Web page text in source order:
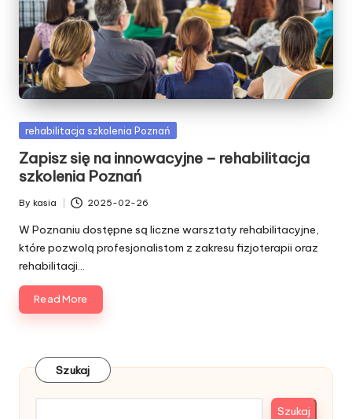
Posted
rehabilitacja szkolenia Poznań
Zapisz się na innowacyjne – rehabilitacja
szkolenia Poznań
Posted
by
By kasia 2025-02-26
W Poznaniu dostępne są liczne warsztaty rehabilitacyjne,
które pozwolą profesjonalistom z zakresu fizjoterapii oraz
rehabilitacji…
Read More
Szukaj
Szukaj